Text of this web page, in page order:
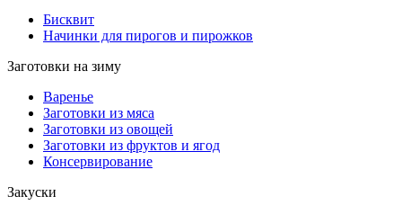
Бисквит
Начинки для пирогов и пирожков
Заготовки на зиму
Варенье
Заготовки из мяса
Заготовки из овощей
Заготовки из фруктов и ягод
Консервирование
Закуски